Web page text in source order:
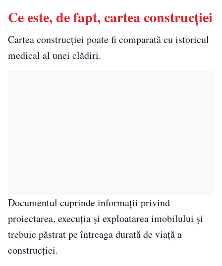
Ce este, de fapt, cartea construcției
Cartea construcției poate fi comparată cu istoricul
medical al unei clădiri.
Documentul cuprinde informații privind
proiectarea, execuția și exploatarea imobilului și
trebuie păstrat pe întreaga durată de viață a
construcției.